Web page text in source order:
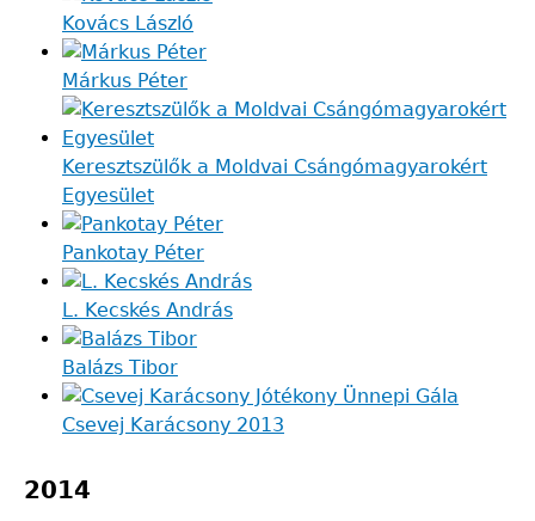
Kovács László
Márkus Péter
Keresztszülők a Moldvai Csángómagyarokért
Egyesület
Pankotay Péter
L. Kecskés András
Balázs Tibor
Csevej Karácsony 2013
2014